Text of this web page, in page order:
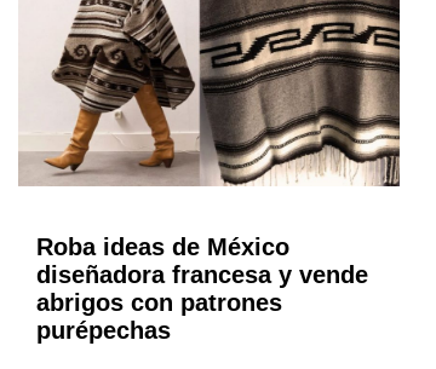
Roba ideas de México
diseñadora francesa y vende
abrigos con patrones
purépechas